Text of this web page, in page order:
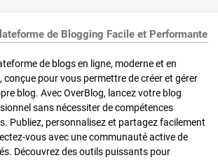
de Blogging Facile et Performante
de blogs en ligne, moderne et en
pour vous permettre de créer et gérer
blog. Avec OverBlog, lancez votre blog
sans nécessiter de compétences
Publiez, personnalisez et partagez facilement
vous avec une communauté active de
Découvrez des outils puissants pour